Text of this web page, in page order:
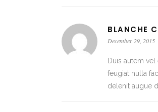
BLANCHE
December 29, 2015
Duis autem
feugiat nulla
delenit augue